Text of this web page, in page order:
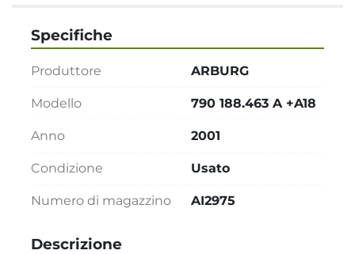
Descrizione
Specifiche
Produttore ARBURG
Modello 790 188.463 A +A18
Anno 2001
Condizione Usato
Numero di magazzino AI2975